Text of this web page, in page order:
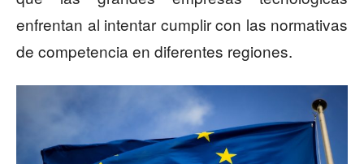
enfrentan al intentar cumplir con las normativas
de competencia en diferentes regiones.